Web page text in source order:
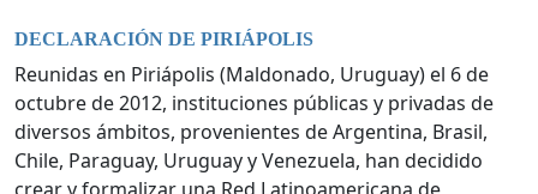
DECLARACIÓN DE PIRIÁPOLIS
Reunidas en Piriápolis (Maldonado, Uruguay) el 6 de
octubre de 2012, instituciones públicas y privadas de
diversos ámbitos, provenientes de Argentina, Brasil,
Chile, Paraguay, Uruguay y Venezuela, han decidido